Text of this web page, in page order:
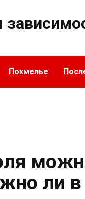
Похмелье
ли